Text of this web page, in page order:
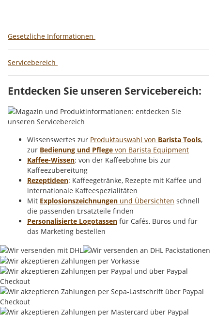
Gesetzliche Informationen
Servicebereich
Entdecken Sie unseren Servicebereich:
Wissenswertes zur Produktauswahl von Barista Tools,
zur Bedienung und Pflege von Barista Equipment
Kaffee-Wissen: von der Kaffeebohne bis zur
Kaffeezubereitung
Rezeptideen: Kaffeegetränke, Rezepte mit Kaffee und
internationale Kaffeespezialitäten
Mit Explosionszeichnungen und Übersichten schnell
die passenden Ersatzteile finden
Personalisierte Logotassen für Cafés, Büros und für
das Marketing bestellen